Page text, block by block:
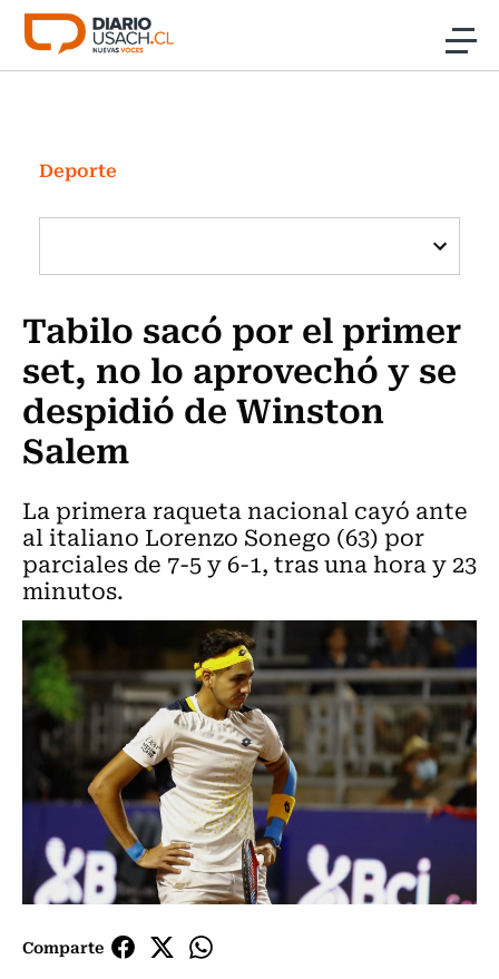
Click acá para ir directamente al contenido
Investigación
Cultura
Programas Radio y TV Usach
Deporte
Tabilo sacó por el primer
set, no lo aprovechó y se
despidió de Winston
Salem
La primera raqueta nacional cayó ante
al italiano Lorenzo Sonego (63) por
parciales de 7-5 y 6-1, tras una hora y 23
minutos.
Comparte